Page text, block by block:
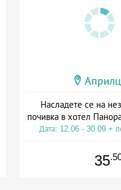
Насладете се на
почивка в хотел
Дата: 12.06 - 30.09 +
35